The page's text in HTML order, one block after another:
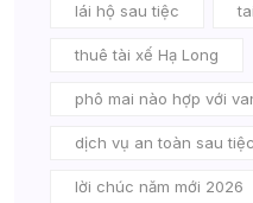
lái hộ sau tiệc
thuê tài xế Hạ Long
phô mai nào hợp với
dịch vụ an toàn sau tiệc
lời chúc năm mới 2026